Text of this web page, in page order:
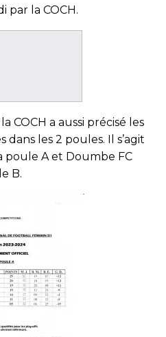
par la COCH.
COCH a aussi précisé les
les 2 poules. Il s’agit
poule A et Doumbe FC
B.